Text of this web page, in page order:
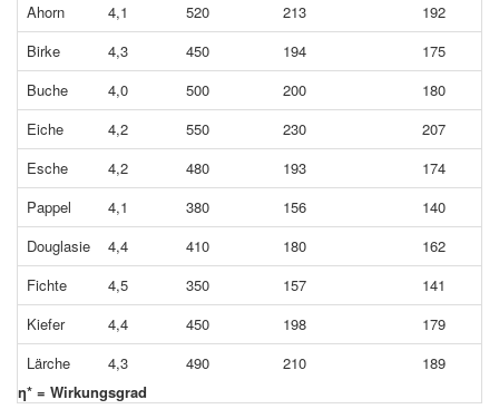
Ahorn 4,1 520 213
192
Birke
4,3 450 194
175
Buche
4,0 500 200
180
Eiche
4,2 550 230
207
Esche
4,2 480 193
174
Pappel
4,1 380 156
140
Douglasie
4,4 410 180
162
Fichte
4,5 350 157
141
Kiefer
4,4 450 198
179
Lärche
4,3 490 210
189
η* = Wirkungsgrad